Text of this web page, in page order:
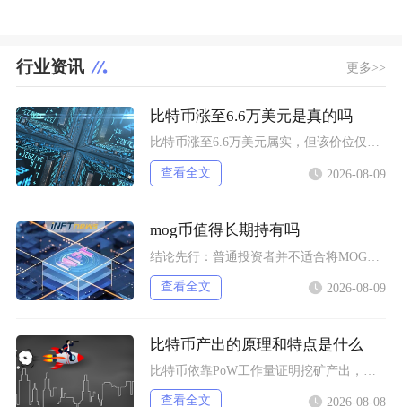
行业资讯 更多>>
比特币涨至6.6万美元是真的吗
比特币涨至6.6万美元属实，但该价位仅为盘中短时触及，并未实现全天稳定站稳，近期市场多次出
查看全文 2026-08-09
mog币值得长期持有吗
查看全文 2026-08-09
比特币产出的原理和特点是什么
查看全文 2026-08-08